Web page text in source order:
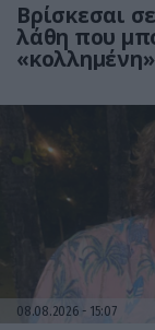
Βρίσκεσαι
λάθη που
«κολλημένη»
08.08.2026 15:07